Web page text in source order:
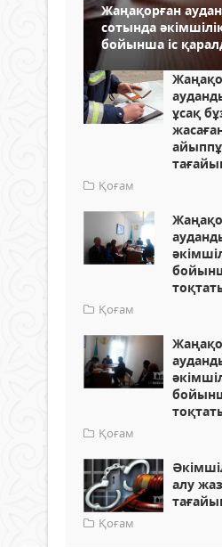
Жаңақорған
сотында
бойынша іс
ұсақ
Қоғам
Қоғам
Қоғам
алу
Қоғам